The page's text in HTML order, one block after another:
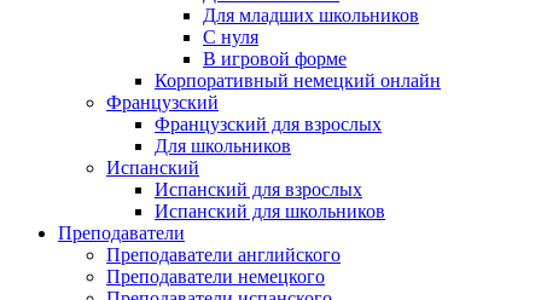
Для младших школьников
С нуля
В игровой форме
Корпоративный немецкий онлайн
Французский
Французский для взрослых
Для школьников
Испанский
Испанский для взрослых
Испанский для школьников
Преподаватели
Преподаватели английского
Преподаватели немецкого